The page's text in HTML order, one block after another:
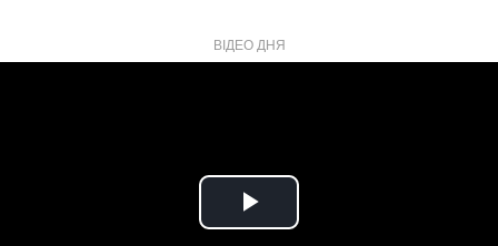
ВІДЕО ДНЯ
Play